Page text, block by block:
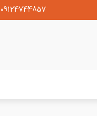
09124744857